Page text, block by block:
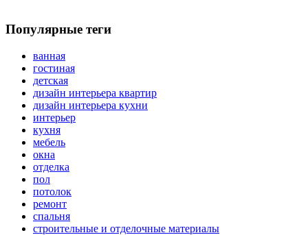
Популярные теги
ванная
гостиная
детская
дизайн интерьера квартир
дизайн интерьера кухни
интерьер
кухня
мебель
окна
отделка
пол
потолок
ремонт
спальня
строительные и отделочные материалы